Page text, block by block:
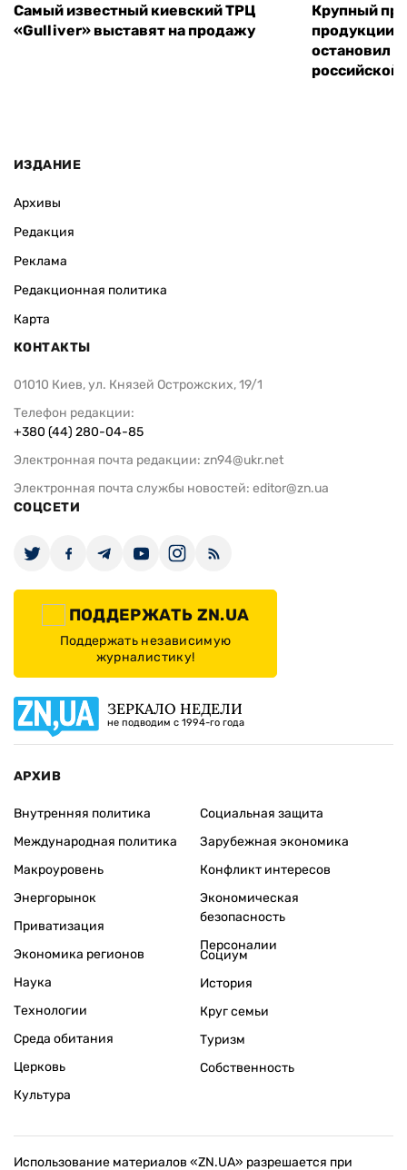
Самый известный киевский ТРЦ
«Gulliver» выставят на продажу
Крупный
продукции
остановил
российской
ИЗДАНИЕ
Архивы
Редакция
Реклама
Редакционная политика
Карта
КОНТАКТЫ
01010 Киев, ул. Князей Острожских, 19/1
Телефон редакции:
+380 (44) 280-04-85
Электронная почта редакции: zn94@ukr.net
Электронная почта службы новостей: editor@zn.ua
СОЦСЕТИ
ПОДДЕРЖАТЬ ZN.UA
Поддержать независимую
журналистику!
ЗЕРКАЛО НЕДЕЛИ
не подводим с 1994-го года
АРХИВ
Внутренняя политика
Международная политика
Макроуровень
Энергорынок
Приватизация
Экономика регионов
Социальная защита
Зарубежная экономика
Конфликт интересов
Экономическая
безопасность
Персоналии
Наука
Технологии
Среда обитания
Церковь
Культура
Социум
История
Круг семьи
Туризм
Собственность
Использование материалов «ZN.UA» разрешается при